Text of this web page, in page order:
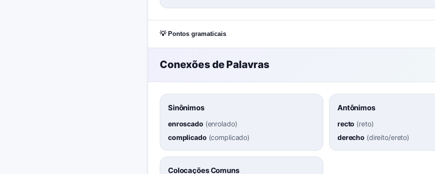
💡 Pontos gramaticais
Conexões de Palavras
Sinônimos
enroscado (enrolado)
complicado (complicado)
Antônimos
recto (reto)
derecho (direito/ereto)
Colocações Comuns